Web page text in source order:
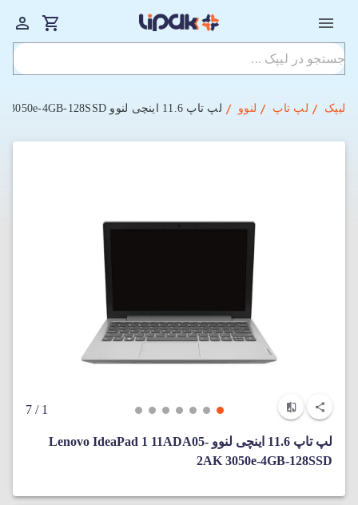
لیپک لپ تاپ لنوو لپ‌ تاپ 11.6 اینچی لنوو Lenovo IdeaPad 1 11ADA05-2AK 3050e-4GB-128SSD
1
/ 7
لپ‌ تاپ 11.6 اینچی لنوو Lenovo IdeaPad 1 11ADA05-
2AK 3050e-4GB-128SSD